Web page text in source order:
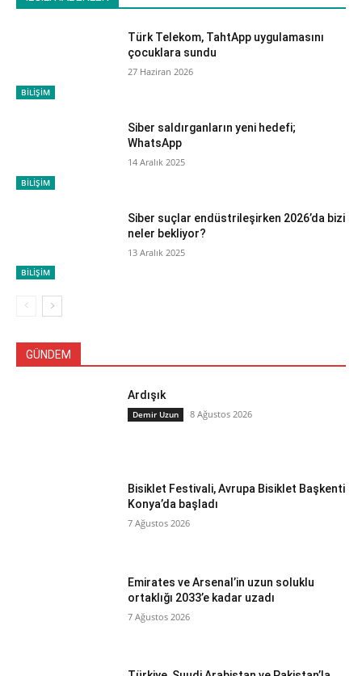
BİLİŞİM
Türk Telekom, TahtApp uygulamasını
çocuklara sundu
27 Haziran 2026
BİLİŞİM
Siber saldırganların yeni hedefi;
WhatsApp
14 Aralık 2025
BİLİŞİM
Siber suçlar endüstrileşirken 2026’da bizi
neler bekliyor?
13 Aralık 2025
GÜNDEM
Ardışık
Demir Uzun 8 Ağustos 2026
Bisiklet Festivali, Avrupa Bisiklet Başkenti
Konya’da başladı
7 Ağustos 2026
Emirates ve Arsenal’in uzun soluklu
ortaklığı 2033’e kadar uzadı
7 Ağustos 2026